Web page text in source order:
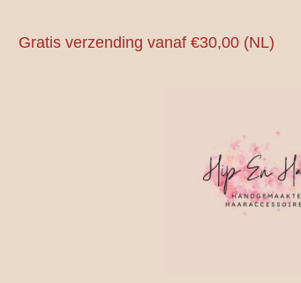
Gratis verzending vanaf €30,00 (NL)